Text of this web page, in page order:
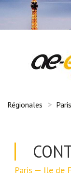
Régionales
Paris — Ile de